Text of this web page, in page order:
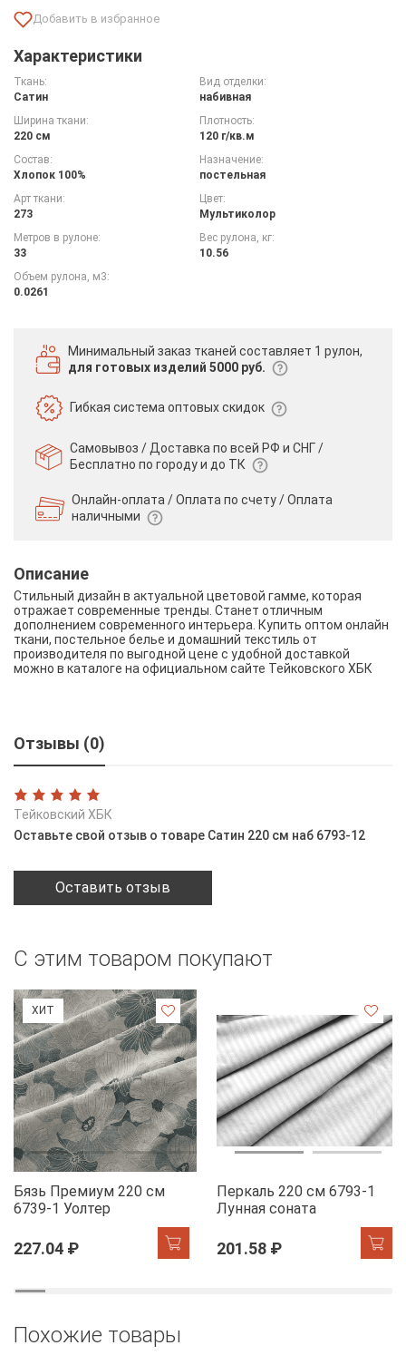
Характеристики
Ткань:
Сатин
Вид отделки:
набивная
Ширина ткани:
220 см
Плотность:
120 г/кв.м
Состав:
Хлопок 100%
Назначение:
постельная
Арт ткани:
273
Цвет:
Мультиколор
Метров в рулоне:
33
Вес рулона, кг:
10.56
Объем рулона, м3:
0.0261
Минимальный заказ тканей составляет 1 рулон,
для готовых изделий 5000 руб.
Гибкая системаоптовых скидок
Самовывоз / Доставка по всей РФ и СНГ /
Бесплатно по городу и до ТК
Онлайн-оплата / Оплата по счету /Оплата
наличными
Описание
Стильный дизайн в актуальной цветовой гамме, которая
отражает современные тренды. Станет отличным
дополнением современного интерьера. Купить оптом онлайн
ткани, постельное белье и домашний текстиль от
производителя по выгодной цене с удобной доставкой
можно в каталоге на официальном сайте Тейковского ХБК
Отзывы (0)
Тейковский ХБК
Оставьте свой отзыв о товаре Сатин 220 см наб 6793-12
Оставить отзыв
С этим товаром покупают
ХИТ
Бязь Премиум 220 см
6739-1 Уолтер
227.04 ₽
Перкаль 220 см 6793-1
Лунная соната
201.58 ₽
Похожие товары